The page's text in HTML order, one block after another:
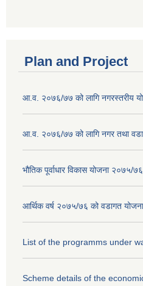
Plan and Project
आ.व. २०७६/७७ को लागि नगरस्तरीय
आ.व. २०७६/७७ को लागि नगर तथा
भौतिक पूर्वाधार विकास योजना २०७५/
आर्थिक वर्ष २०७५/७६ को वडागत
List of the programms under
Scheme details of the